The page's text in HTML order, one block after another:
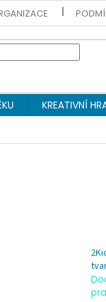
KREATIVNÍ